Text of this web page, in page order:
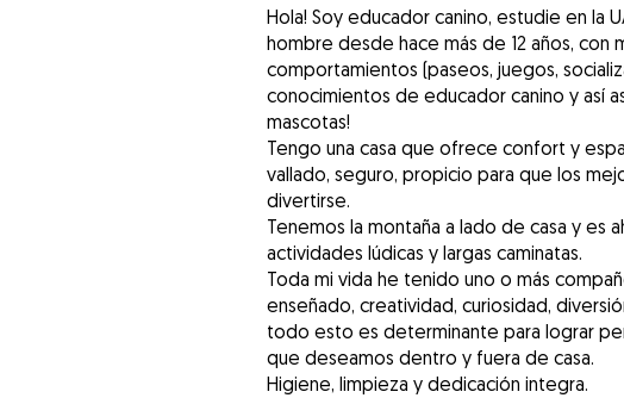
Hola! Soy educador canino, estudie en la
hombre desde hace más de 12 años, con
comportamientos (paseos, juegos,
conocimientos de educador canino y así
mascotas!
Tengo una casa que ofrece confort y
vallado, seguro, propicio para que los
divertirse.
Tenemos la montaña a lado de casa y es
actividades lúdicas y largas caminatas.
Toda mi vida he tenido uno o más
enseñado, creatividad, curiosidad,
todo esto es determinante para lograr
que deseamos dentro y fuera de casa.
Higiene, limpieza y dedicación integra.